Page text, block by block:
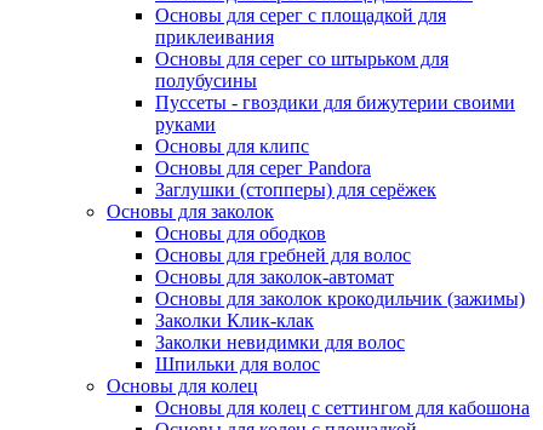
Основы для серег с площадкой для
приклеивания
Основы для серег со штырьком для
полубусины
Пуссеты - гвоздики для бижутерии своими
руками
Основы для клипс
Основы для серег Pandora
Заглушки (стопперы) для серёжек
Основы для заколок
Основы для ободков
Основы для гребней для волос
Основы для заколок-автомат
Основы для заколок крокодильчик (зажимы)
Заколки Клик-клак
Заколки невидимки для волос
Шпильки для волос
Основы для колец
Основы для колец с сеттингом для кабошона